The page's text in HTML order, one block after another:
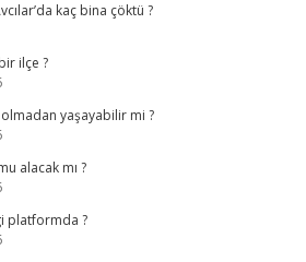
kaç bina çöktü ?
ilçe ?
yaşayabilir mi ?
alacak mı ?
platformda ?